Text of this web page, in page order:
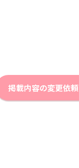
掲載内容の変更依頼